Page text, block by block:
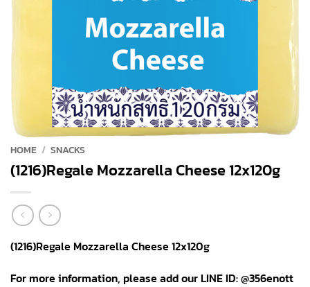
HOME / SNACKS
(1216)Regale Mozzarella Cheese 12x120g
(1216)Regale Mozzarella Cheese 12x120g
For more information, please add our LINE ID: @356enott